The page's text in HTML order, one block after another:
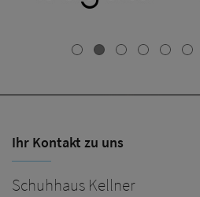
Ihr Kontakt zu uns
Schuhhaus Kellner